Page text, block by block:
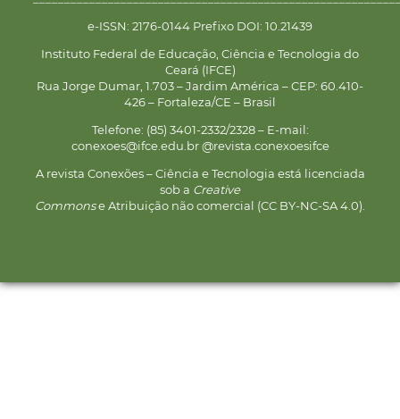
e-ISSN: 2176-0144 Prefixo DOI: 10.21439
Instituto Federal de Educação, Ciência e Tecnologia do
Ceará (IFCE)
Rua Jorge Dumar, 1.703 – Jardim América – CEP: 60.410-
426 – Fortaleza/CE – Brasil
Telefone: (85) 3401-2332/2328 – E-mail:
conexoes@ifce.edu.br @revista.conexoesifce
A revista Conexões – Ciência e Tecnologia está licenciada
sob a Creative
Commonse Atribuição não comercial (CC BY-NC-SA 4.0).